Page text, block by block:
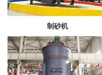
制砂机